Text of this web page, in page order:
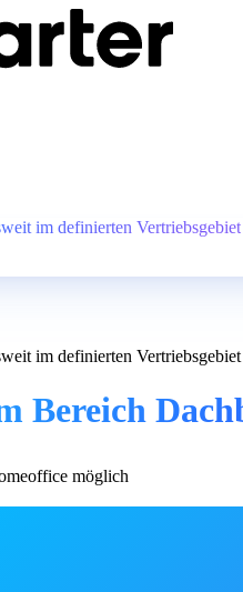
im definierten Vertriebsgebiet
im definierten Vertriebsgebiet
Bereich
möglich